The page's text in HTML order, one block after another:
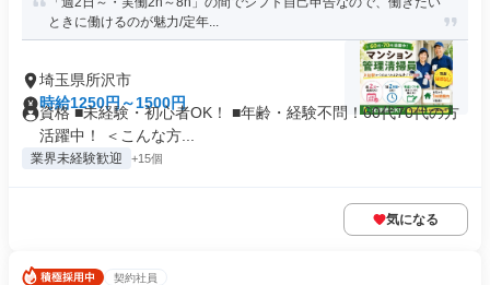
ときに働けるのが魅力/定年...
埼玉県所沢市
時給1250円～1500円
資格 ■未経験・初心者OK！ ■年齢・経験不問！60代70代の方
活躍中！ ＜こんな方...
業界未経験歓迎 +15個
気になる
契約社員